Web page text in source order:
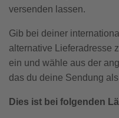
Fotobuch Software
Pixum Fotobuch App
Fotobuch nachbestellen
Tipps & Ideen
Größen & Formate
Fotokacheln
Fotokissen
Foto-Sticker
Foto-Geldgeschenk
Geschenkgutscheine
Postkarten
Geschenke für
Fotobuch Kundenbeispiele
versenden lassen.
Gib bei deiner
alternative Lieferadresse
ein und wähle aus der
das du deine Sendung
Dies ist bei folgenden